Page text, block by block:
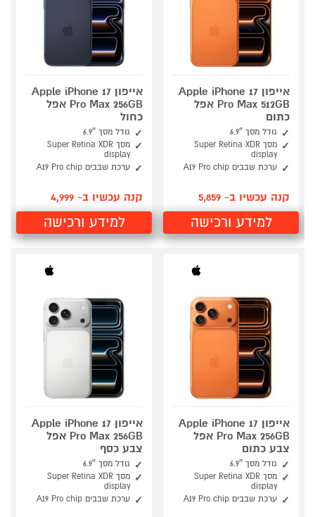
אייפון Apple iPhone 17
Pro Max 512GB אפל
כתום
גודל מסך 6.9″
מסך Super Retina XDR
display
ערכת שבבים A19 Pro chip
קנה עכשיו ב- 5,859
למידע ורכישה
אייפון Apple iPhone 17
Pro Max 256GB אפל
כחול
גודל מסך 6.9″
מסך Super Retina XDR
display
ערכת שבבים A19 Pro chip
קנה עכשיו ב- 4,999
למידע ורכישה
אייפון Apple iPhone 17
Pro Max 256GB אפל
צבע כתום
גודל מסך 6.9″
מסך Super Retina XDR
display
ערכת שבבים A19 Pro chip
אייפון Apple iPhone 17
Pro Max 256GB אפל
צבע כסף
גודל מסך 6.9″
מסך Super Retina XDR
display
ערכת שבבים A19 Pro chip